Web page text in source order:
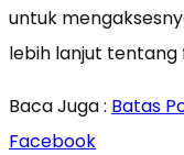
untuk
lebih lanjut
Baca Juga : Batas
Facebook